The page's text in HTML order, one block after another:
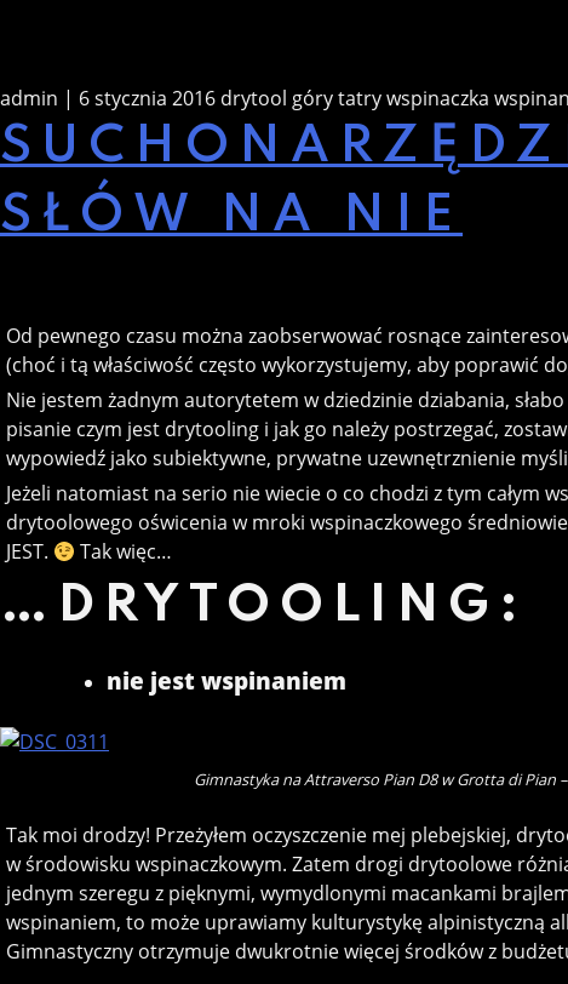
admin | 6 stycznia 2016 drytool górytatrywspinaczka
SŁÓW NA NIE
Od pewnego czasu można zaobserwować rosnące
(choć i tą właściwość często wykorzystujemy, aby poprawić
Nie jestem żadnym autorytetem w dziedzinie dziabania,
pisanie czym jest drytooling i jak go należy postrzegać,
wypowiedź jako subiektywne, prywatne uzewnętrznienie
Jeżeli natomiast na serio nie wiecie o co chodzi z tym całym
drytoolowego oświcenia w mroki wspinaczkowego
JEST.
Tak więc…
…DRYTOOLING:
nie jest wspinaniem
Gimnastyka na Attraverso Pian D8 w Grotta di Pian –
Tak moi drodzy! Przeżyłem oczyszczenie mej plebejskiej,
w środowisku wspinaczkowym. Zatem drogi drytoolowe
jednym szeregu z pięknymi, wymydlonymi macankami
wspinaniem, to może uprawiamy kulturystykę alpinistyczną
Gimnastyczny otrzymuje dwukrotnie więcej środków z